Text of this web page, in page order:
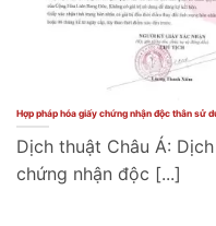
Hợp pháp hóa giấy chứng nhận độc thân sử
Dịch thuật Châu Á:
chứng nhận độc [...]